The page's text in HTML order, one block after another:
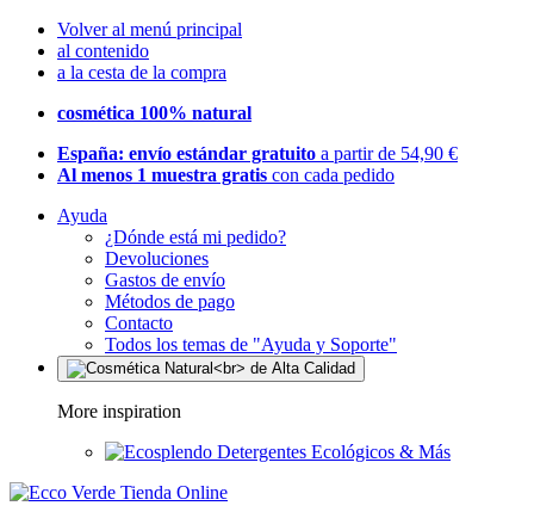
Volver al menú principal
al contenido
a la cesta de la compra
cosmética 100% natural
España: envío estándar gratuito a partir de 54,90 €
Al menos 1 muestra gratis con cada pedido
Ayuda
¿Dónde está mi pedido?
Devoluciones
Gastos de envío
Métodos de pago
Contacto
Todos los temas de "Ayuda y Soporte"
More inspiration
Detergentes Ecológicos & Más